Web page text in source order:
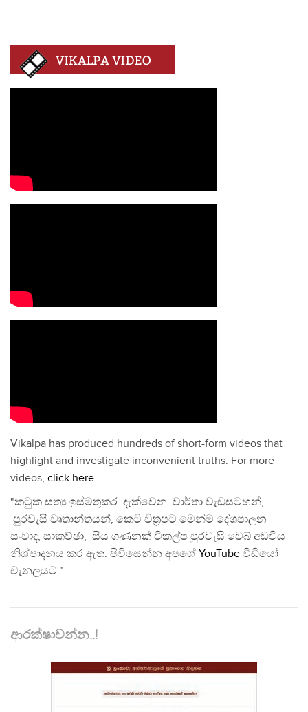
Vikalpa has produced hundreds of short-form videos that
highlight and investigate inconvenient truths. For more
videos, click here.
"කටුක සත්‍ය ඉස්මතුකර දැක්වෙන වාර්තා වැඩසටහන්,
පුරවැසි වෘතාන්තයන්, කෙටි චිත්‍රපට මෙන්ම දේශපාලන
සංවාද, සාකච්ඡා, සිය ගණනක් විකල්ප පුරවැසි වෙබ් අඩවිය
නිශ්පාදනය කර ඇත. පිවිසෙන්න අපගේ YouTube වීඩියෝ
චැනලයට."
ආරක්ෂාවන්න..!